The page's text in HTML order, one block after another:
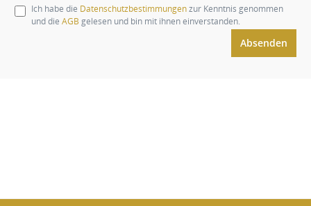
Ich habe die Datenschutzbestimmungenzur Kenntnis genommen
und die AGB gelesen und bin mit ihnen einverstanden.
Absenden